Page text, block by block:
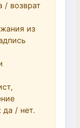
/ возврат
из
да / нет.